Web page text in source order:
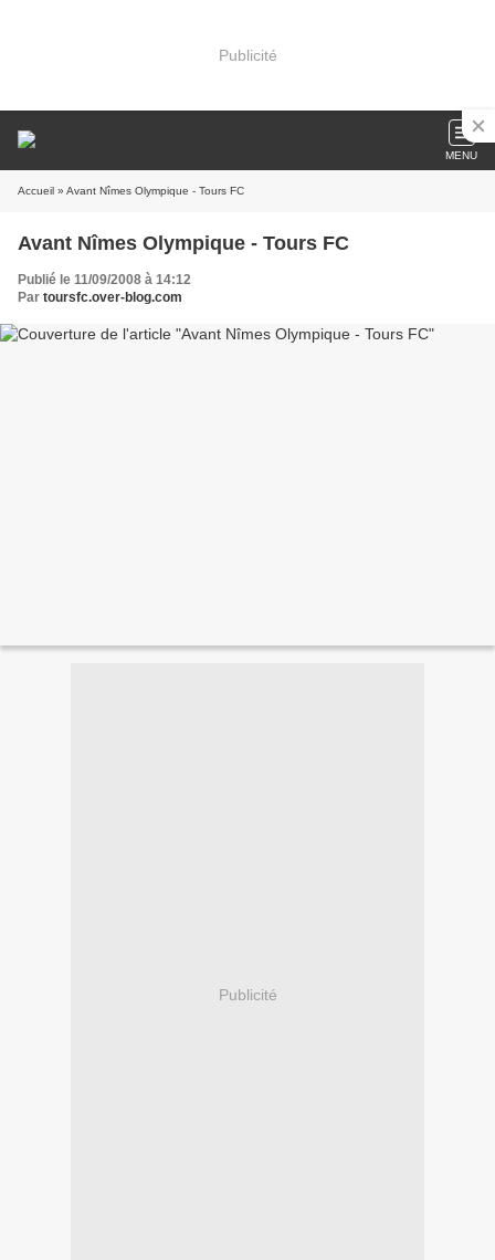
Publicité
MENU
Accueil » Avant Nîmes Olympique - Tours FC
Avant Nîmes Olympique - Tours FC
Publié le 11/09/2008 à 14:12
Par toursfc.over-blog.com
Publicité